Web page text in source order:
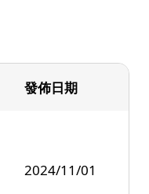
發佈日期
2024/11/01